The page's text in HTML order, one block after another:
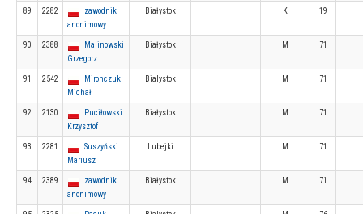
89 2282
zawodnik
anonimowy
Białystok K 19
90 2388
Malinowski
Grzegorz
Białystok M 71
91 2542
Mironczuk
Michał
Bialystok M 71
92 2130
Puciłowski
Krzysztof
Białystok M 71
93 2281
Suszyński
Mariusz
Lubejki M 71
94 2389
zawodnik
anonimowy
Białystok M 71